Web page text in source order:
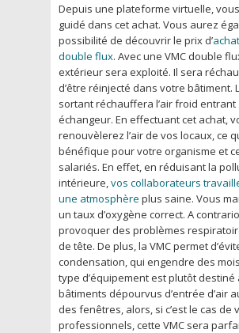
Depuis une plateforme virtuelle,
guidé dans cet achat. Vous aurez
possibilité de découvrir le prix d’
double flux. Avec une VMC double
extérieur sera exploité. Il sera
d’être réinjecté dans votre bâtiment.
sortant réchauffera l’air froid entrant
échangeur. En effectuant cet achat,
renouvèlerez l’air de vos locaux, ce
bénéfique pour votre organisme et
salariés. En effet, en réduisant la
intérieure,vos collaborateurs
une atmosphère plus saine. Vous
un taux d’oxygène correct. A
provoquer des problèmes
de tête. De plus, la VMC permet
condensation, qui engendre des
type d’équipement est plutôt destiné
bâtiments dépourvus d’entrée d’air
des fenêtres, alors, si c’est le cas de
professionnels, cette VMC sera